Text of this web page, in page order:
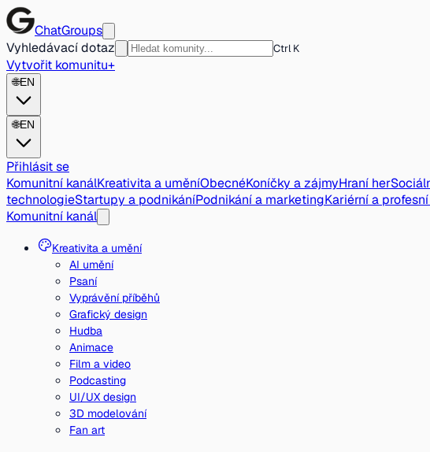
ChatGroups
Vyhledávací dotaz
Ctrl K
Vytvořit komunitu+
🌐EN
🌐EN
Přihlásit se
Komunitní kanálKreativita a uměníObecnéKoníčky a zájmyHraní her
technologieStartupy a podnikáníPodnikání a marketingKariérní a
Komunitní kanál
Kreativita a umění
AI umění
Psaní
Vyprávění příběhů
Grafický design
Hudba
Animace
Film a video
Podcasting
UI/UX design
3D modelování
Fan art